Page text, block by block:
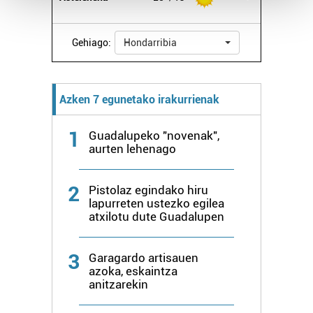
Guk eta gure bazkideek zure datu pertsonalak
prozesatzen ditugu, zure IP zenbakia, besteak beste,
teknologia erabiliz, cookieak adibidez, iragarki eta eduki
pertsonalizatuak eskaintzeko, iragarkiak eta edukia
neurtzeko, jendeari buruzko informazioa biltzeko eta
produktuak garatzeko. Zure datuak nork eta zertarako
erabiltzen dituen hauta dezakezu.
bazkideen zerrenda, beren ustez zein helburutarako
duten interes legitimoa eta horren aurka nola egin
Lortu zure datu pertsonalak prozesatzeko moduari
buruzko informazio gehiago eta ezarri zure lehentasunak
Gehiago: Hondarribia
Azken 7 egunetako irakurrienak
1
Guadalupeko "novenak",
aurten lehenago
2
Pistolaz egindako hiru
lapurreten ustezko egilea
atxilotu dute Guadalupen
3
Garagardo artisauen
azoka, eskaintza
anitzarekin